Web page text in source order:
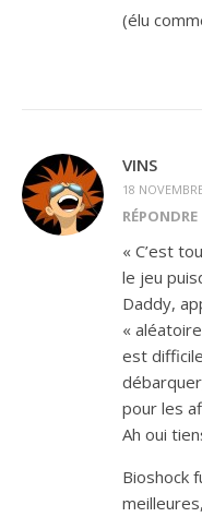
(élu
VINS
18
RÉPONDRE
« C’est
le jeu
Daddy,
«
est
pour les
Ah oui
Bioshock